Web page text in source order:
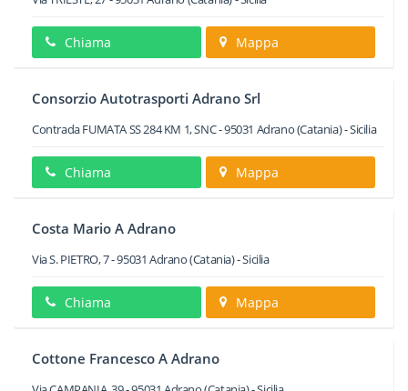
Chiama Mappa
Consorzio Autotrasporti Adrano Srl
Contrada FUMATA SS 284 KM 1, SNC-95031 Adrano(Catania) -Sicilia
Chiama Mappa
Costa Mario A Adrano
Via S. PIETRO, 7-95031 Adrano(Catania) -Sicilia
Chiama Mappa
Cottone Francesco A Adrano